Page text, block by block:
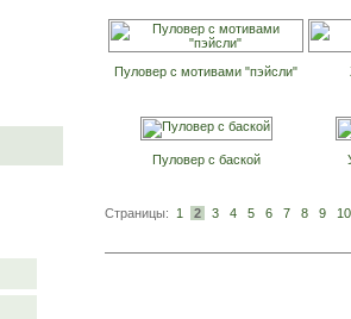
Пуловер с мотивами "пэйсли"
Пуловер с баской
Страницы: 1 2 3 4 5 6 7 8 9 10